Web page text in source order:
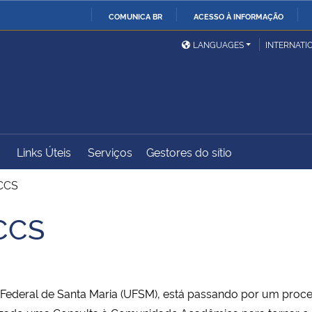
COMUNICA BR ACESSO À INFORMAÇÃO
Ministério da Defesa
Ministério das Relações
Exteriores
Ministério do
Controladoria-Geral da
Advocacia-Geral da União
LANGUAGES
Links Úteis Serviços Gestores do sítio
de Santa Maria (UFSM), está passando por um